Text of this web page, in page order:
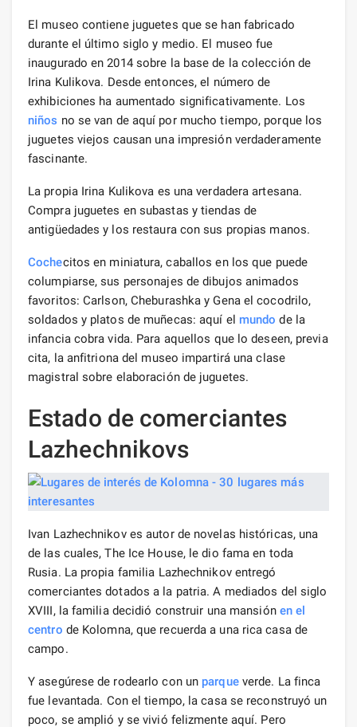
El museo contiene juguetes que se han fabricado
durante el último siglo y medio. El museo fue
inaugurado en 2014 sobre la base de la colección de
Irina Kulikova. Desde entonces, el número de
exhibiciones ha aumentado significativamente. Los
niños no se van de aquí por mucho tiempo, porque los
juguetes viejos causan una impresión verdaderamente
fascinante.
La propia Irina Kulikova es una verdadera artesana.
Compra juguetes en subastas y tiendas de
antigüedades y los restaura con sus propias manos.
Cochecitos en miniatura, caballos en los que puede
columpiarse, sus personajes de dibujos animados
favoritos: Carlson, Cheburashka y Gena el cocodrilo,
soldados y platos de muñecas: aquí el mundo de la
infancia cobra vida. Para aquellos que lo deseen, previa
cita, la anfitriona del museo impartirá una clase
magistral sobre elaboración de juguetes.
Estado de comerciantes
Lazhechnikovs
Ivan Lazhechnikov es autor de novelas históricas, una
de las cuales, The Ice House, le dio fama en toda
Rusia. La propia familia Lazhechnikov entregó
comerciantes dotados a la patria. A mediados del siglo
XVIII, la familia decidió construir una mansión en el
centro de Kolomna, que recuerda a una rica casa de
campo.
Y asegúrese de rodearlo con un parqueverde. La finca
fue levantada. Con el tiempo, la casa se reconstruyó un
poco, se amplió y se vivió felizmente aquí. Pero